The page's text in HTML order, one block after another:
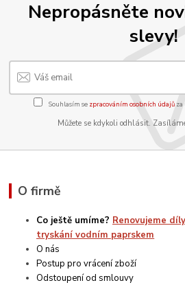
Nepropásněte
slevy!
Souhlasím se zpracováním osobních údajůza
Můžete se kdykoli odhlásit.
O firmě
Co ještě umíme? Renovujeme
tryskání vodním paprskem
O nás
Postup pro vrácení zboží
Odstoupení od smlouvy